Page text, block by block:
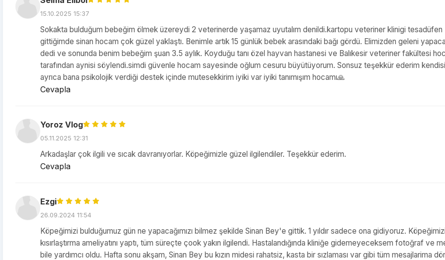
15.10.2025 15:37
Sokakta bulduğum bebeğim ölmek üzereydi 2 veterinerde yaşamaz uyutalım denildi.kartopu veteriner klinigi tesadüfen
gittiğimde sinan hocam çok güzel yaklaştı. Benimle artık 15 günlük bebek arasındaki bağı gördü. Elimizden geleni
dedi ve sonunda benim bebeğim şuan 3.5 aylık. Koyduğu tanı özel hayvan hastanesi ve Balıkesir veteriner fakültesi
tarafından aynisi söylendi.simdi güvenle hocam sayesinde oğlum cesuru büyütüyorum. Sonsuz teşekkür ederim
ayrıca bana psikolojik verdiği destek içinde mutesekkirim iyiki var iyiki tanımışım hocamı🙏
Cevapla
Yoroz Vlog
05.11.2025 12:31
Arkadaşlar çok ilgili ve sıcak davranıyorlar. Köpeğimizle güzel ilgilendiler. Teşekkür ederim.
Cevapla
Ezgi
26.09.2024 11:54
Köpeğimizi bulduğumuz gün ne yapacağımızı bilmez şekilde Sinan Bey'e gittik. 1 yıldır sadece ona gidiyoruz.
kısırlaştırma ameliyatını yaptı, tüm süreçte çook yakın ilgilendi. Hastalandığında kliniğe gidemeyeceksem fotoğraf ve
bile yardımcı oldu. Hafta sonu akşam, Sinan Bey bu kızın midesi rahatsiz, kasta bir sızlaması var gibi tüm mesajlarima